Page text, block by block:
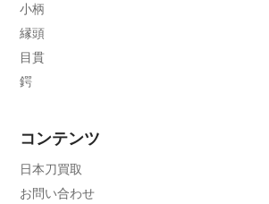
小柄
縁頭
目貫
鍔
コンテンツ
日本刀買取
お問い合わせ